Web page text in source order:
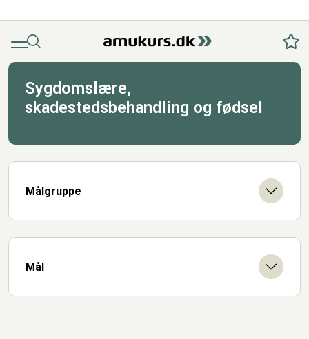
MenuSøg
Sygdomslære,
skadestedsbehandling og fødsel
Målgruppe
Mål